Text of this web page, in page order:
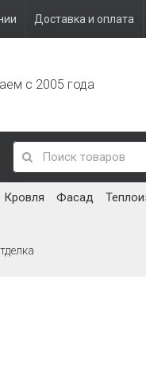
Доставка и оплата
с 2005 года
Кровля Фасад